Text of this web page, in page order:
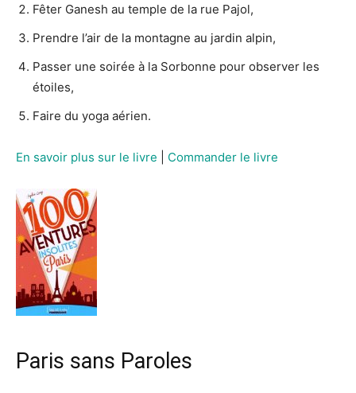
Fêter Ganesh au temple de la rue Pajol,
Prendre l’air de la montagne au jardin alpin,
Passer une soirée à la Sorbonne pour observer les
étoiles,
Faire du yoga aérien.
En savoir plus sur le livre Commander le livre
Paris sans Paroles